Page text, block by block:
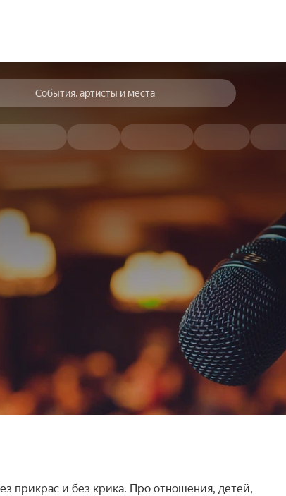
События, артисты и места
прикрас и без крика. Про отношения, детей,